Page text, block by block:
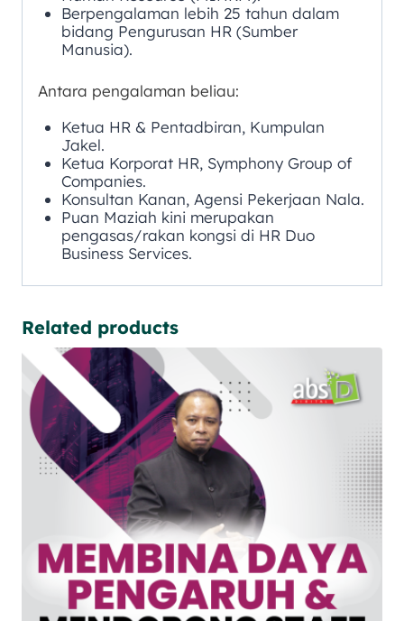
Berpengalaman lebih 25 tahun dalam
bidang Pengurusan HR (Sumber
Manusia).
Antara pengalaman beliau:
Ketua HR & Pentadbiran, Kumpulan
Jakel.
Ketua Korporat HR, Symphony Group of
Companies.
Konsultan Kanan, Agensi Pekerjaan Nala.
Puan Maziah kini merupakan
pengasas/rakan kongsi di HR Duo
Business Services.
Related products